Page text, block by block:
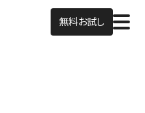
無料お試し